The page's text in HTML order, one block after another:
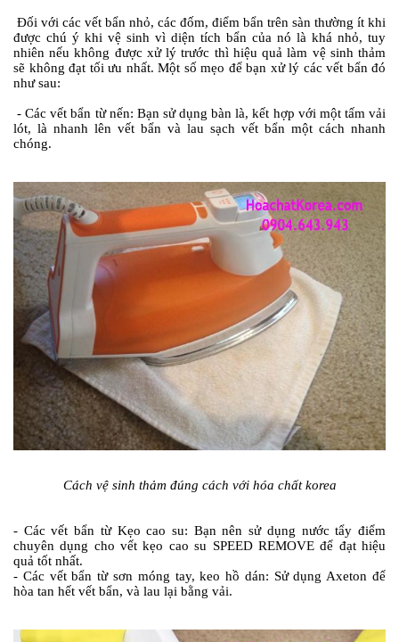
Đối với các vết bẩn nhỏ, các đốm, điểm bẩn trên sàn thường ít khi
được chú ý khi vệ sinh vì diện tích bẩn của nó là khá nhỏ, tuy
nhiên nếu không được xử lý trước thì hiệu quảlàm vệ sinh thảm
sẽ không đạt tối ưu nhất. Một số mẹo để bạn xử lý các vết bẩn đó
như sau:
- Các vết bẩn từ nến: Bạn sử dụng bàn là, kết hợp với một tấm vải
lót, là nhanh lên vết bẩn và lau sạch vết bẩn một cách nhanh
chóng.
Cách vệ sinh thảm đúng cách với hóa chất korea
- Các vết bẩn từ Kẹo cao su: Bạn nên sử dụng nước tẩy điểm
chuyên dụng cho vết kẹo cao su SPEED REMOVE để đạt hiệu
quả tốt nhất.
- Các vết bẩn từ sơn móng tay, keo hồ dán: Sử dụng Axeton để
hòa tan hết vết bẩn, và lau lại bằng vải.